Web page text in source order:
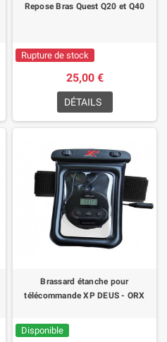
Repose Bras Quest Q20 et Q40
Rupture de stock
25,00 €
DÉTAILS
Brassard étanche pour
télécommande XP DEUS - ORX
Disponible